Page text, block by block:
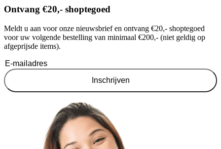
Ontvang €20,- shoptegoed
Meldt u aan voor onze nieuwsbrief en ontvang €20,- shoptegoed
voor uw volgende bestelling van minimaal €200,- (niet geldig op
afgeprijsde items).
Inschrijven